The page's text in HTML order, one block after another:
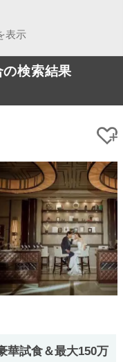
表示
検索結果
華試食＆最大150万